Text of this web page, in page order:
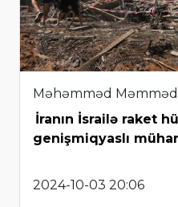
Məhəmməd
İranın İsrailə raket
genişmiqyaslı
2024-10-03 20:06